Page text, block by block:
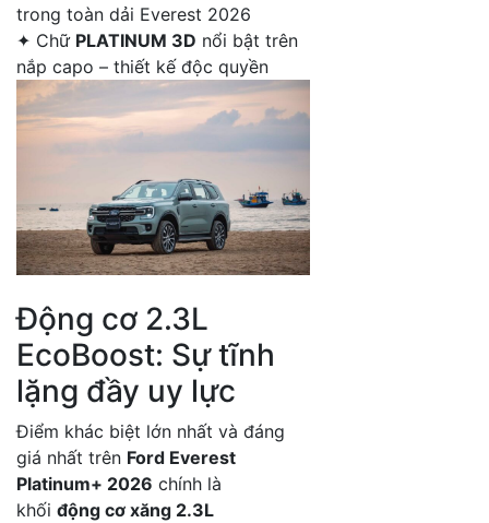
trong toàn dải Everest 2026
✦ Chữ PLATINUM 3D nổi bật trên
nắp capo – thiết kế độc quyền
Động cơ 2.3L
EcoBoost: Sự tĩnh
lặng đầy uy lực
Điểm khác biệt lớn nhất và đáng
giá nhất trên Ford Everest
Platinum+ 2026 chính là
khối động cơ xăng 2.3L